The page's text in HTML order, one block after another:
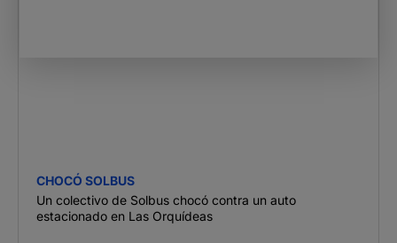
CHOCÓ SOLBUS
Un colectivo de Solbus chocó contra un auto
estacionado en Las Orquídeas